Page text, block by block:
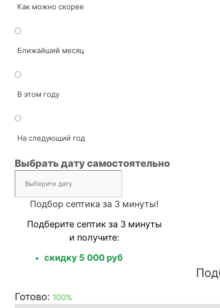
Как можно скорее
Ближайший месяц
В этом году
На следующий год
Выбрать дату самостоятельно
Подбор септика за 3 минуты!
Подберите септик за 3 минуты
и получите:
скидку 5 000 руб
Готово: 100%